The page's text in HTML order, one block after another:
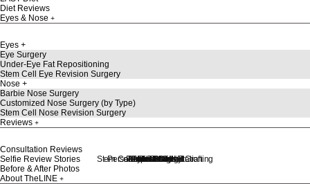
Personalized Consultation
Stem Cell
Stem Cell Liposuction & Grafting
Face & Body Lift
Petit & Lifting
Breast Surgery
LAST Diet
Eyes & Nose
Reviews
About TheLINE
Diet Reviews
Eyes & Nose
Eyes
Eye Surgery
Under-Eye Fat Repositioning
Stem Cell Eye Revision Surgery
Nose
Barbie Nose Surgery
Customized Nose Surgery (by Type)
Stem Cell Nose Revision Surgery
Reviews
Consultation Reviews
Selfie Review Stories
Before & After Photos
About TheLINE